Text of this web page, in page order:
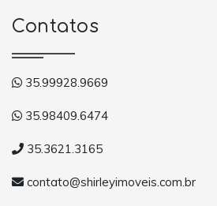
Contatos
35.99928.9669
35.98409.6474
35.3621.3165
contato@shirleyimoveis.com.br